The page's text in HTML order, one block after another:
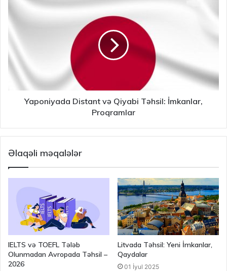
Yaponiyada Distant və Qiyabi Təhsil: İmkanlar,
Proqramlar
Əlaqəli məqalələr
IELTS və TOEFL Tələb
Olunmadan Avropada Təhsil –
2026
Litvada Təhsil: Yeni İmkanlar,
Qaydalar
01 İyul 2025